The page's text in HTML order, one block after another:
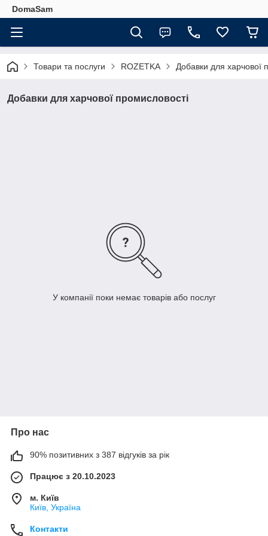
DomaSam
Товари та послуги ROZETKA Добавки для харчової
Добавки для харчової промисловості
У компанії поки немає товарів або послуг
Про нас
90% позитивних з 387 відгуків за рік
Працює з 20.10.2023
м. Київ
Київ, Україна
Контакти